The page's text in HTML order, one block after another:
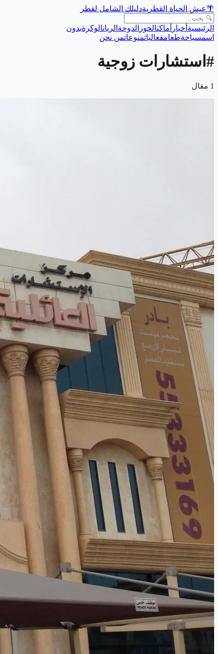
🌴عيش الحياة القطريةدليلك الشامل لقطر
الرئيسية أخبار أماكنالخور الدوحة الريانالوكرةبدون
اسمسياحةطعامفعالياتمنوعاتمن نحن
# استشارات زوجية
1 مقال